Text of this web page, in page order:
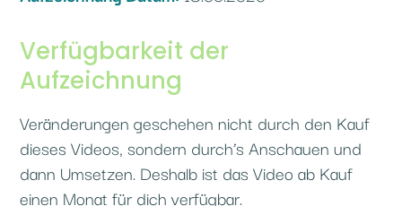
Verfügbarkeit der
Aufzeichnung
Veränderungen geschehen nicht durch den Kauf
dieses Videos, sondern durch’s Anschauen und
dann Umsetzen. Deshalb ist das Video ab Kauf
einen Monat für dich verfügbar.